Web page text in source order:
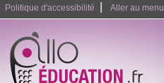
Politique d'accessibilité Aller au menu